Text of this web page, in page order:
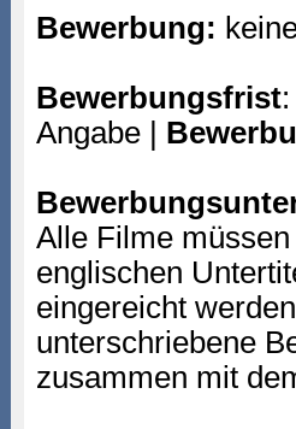
Bewerbung:
Bewerbungsfrist
Angabe |
Alle Filme
englischen
eingereicht
unterschriebene
zusammen mit